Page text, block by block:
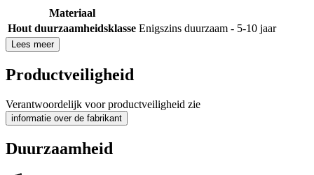
Materiaal
Hout duurzaamheidsklasse Enigszins duurzaam - 5-10 jaar
Lees meer
Productveiligheid
Verantwoordelijk voor productveiligheid zie
informatie over de fabrikant
Duurzaamheid